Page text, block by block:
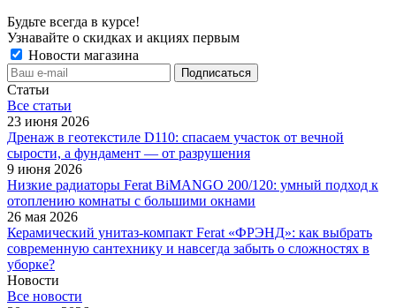
Будьте всегда в курсе!
Узнавайте о скидках и акциях первым
Новости магазина
Статьи
Все cтатьи
23 июня 2026
Дренаж в геотекстиле D110: спасаем участок от вечной
сырости, а фундамент — от разрушения
9 июня 2026
Низкие радиаторы Ferat BiMANGO 200/120: умный подход к
отоплению комнаты с большими окнами
26 мая 2026
Керамический унитаз-компакт Ferat «ФРЭНД»: как выбрать
современную сантехнику и навсегда забыть о сложностях в
уборке?
Новости
Все новости